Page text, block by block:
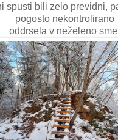
spusti bili zelo previdni,
pogosto nekontrolirano
oddrsela v neželeno